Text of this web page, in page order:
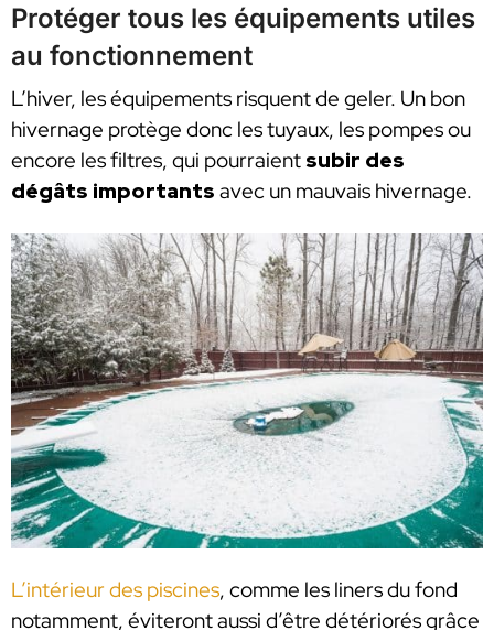
Protéger tous les équipements utiles
au fonctionnement
L’hiver, les équipements risquent de geler. Un bon
hivernage protège donc les tuyaux, les pompes ou
encore les filtres, qui pourraient subir des
dégâts importants avec un mauvais hivernage.
L’intérieur des piscines, comme les liners du fond
notamment, éviteront aussi d’être détériorés grâce